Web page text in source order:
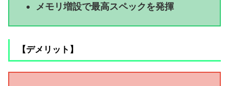
メモリ増設で最高スペックを発揮
【デメリット】